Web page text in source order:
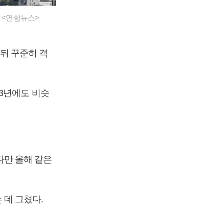
<연합뉴스>
꾸준히 격
년에도 비슷
만 올해 같은
데 그쳤다.